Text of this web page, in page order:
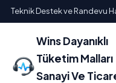
Teknik Destek ve Randevu
Wins Dayanıklı
Tüketim Malları
Sanayi Ve